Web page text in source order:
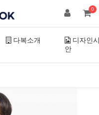
0
다복소개
디자인
안